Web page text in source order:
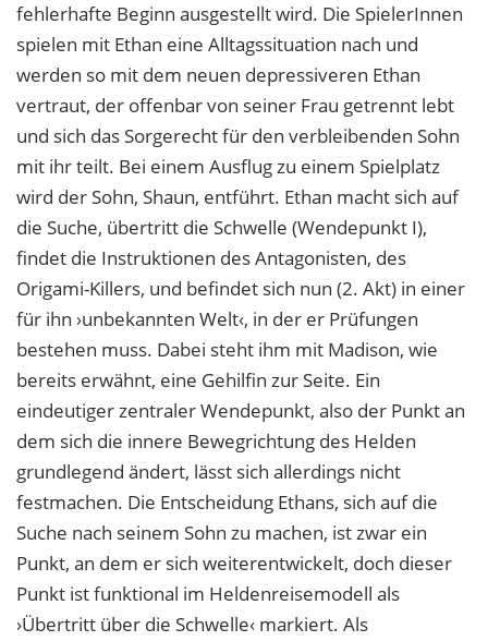
fehlerhafte Beginn ausgestellt wird. Die SpielerInnen
spielen mit Ethan eine Alltagssituation nach und
werden so mit dem neuen depressiveren Ethan
vertraut, der offenbar von seiner Frau getrennt lebt
und sich das Sorgerecht für den verbleibenden Sohn
mit ihr teilt. Bei einem Ausflug zu einem Spielplatz
wird der Sohn, Shaun, entführt. Ethan macht sich auf
die Suche, übertritt die Schwelle (Wendepunkt I),
findet die Instruktionen des Antagonisten, des
Origami-Killers, und befindet sich nun (2. Akt) in einer
für ihn ›unbekannten Welt‹, in der er Prüfungen
bestehen muss. Dabei steht ihm mit Madison, wie
bereits erwähnt, eine Gehilfin zur Seite. Ein
eindeutiger zentraler Wendepunkt, also der Punkt an
dem sich die innere Bewegrichtung des Helden
grundlegend ändert, lässt sich allerdings nicht
festmachen. Die Entscheidung Ethans, sich auf die
Suche nach seinem Sohn zu machen, ist zwar ein
Punkt, an dem er sich weiterentwickelt, doch dieser
Punkt ist funktional im Heldenreisemodell als
›Übertritt über die Schwelle‹ markiert. Als